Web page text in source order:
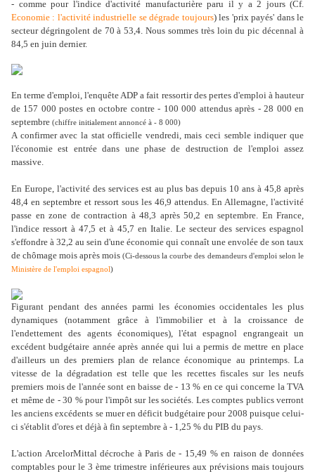
- comme pour l'indice d'activité manufacturière paru il y a 2 jours (Cf.
Economie : l'activité industrielle se dégrade toujours) les 'prix payés' dans le
secteur dégringolent de 70 à 53,4. Nous sommes très loin du pic décennal à
84,5 en juin dernier.
En terme d'emploi, l'enquête ADP a fait ressortir des pertes d'emploi à hauteur
de 157 000 postes en octobre contre - 100 000 attendus après - 28 000 en
septembre (chiffre initialement annoncé à - 8 000)
A confirmer avec la stat officielle vendredi, mais ceci semble indiquer que
l'économie est entrée dans une phase de destruction de l'emploi assez
massive.
En Europe, l'activité des services est au plus bas depuis 10 ans à 45,8 après
48,4 en septembre et ressort sous les 46,9 attendus. En Allemagne, l'activité
passe en zone de contraction à 48,3 après 50,2 en septembre. En France,
l'indice ressort à 47,5 et à 45,7 en Italie. Le secteur des services espagnol
s'effondre à 32,2 au sein d'une économie qui connaît une envolée de son taux
de chômage mois après mois (Ci-dessous la courbe des demandeurs d'emploi selon le
Ministère de l'emploi espagnol)
Figurant pendant des années parmi les économies occidentales les plus
dynamiques (notamment grâce à l'immobilier et à la croissance de
l'endettement des agents économiques), l'état espagnol engrangeait un
excédent budgétaire année après année qui lui a permis de mettre en place
d'ailleurs un des premiers plan de relance économique au printemps. La
vitesse de la dégradation est telle que les recettes fiscales sur les neufs
premiers mois de l'année sont en baisse de - 13 % en ce qui concerne la TVA
et même de - 30 % pour l'impôt sur les sociétés. Les comptes publics verront
les anciens excédents se muer en déficit budgétaire pour 2008 puisque celui-
ci s'établit d'ores et déjà à fin septembre à - 1,25 % du PIB du pays.
L'action ArcelorMittal décroche à Paris de - 15,49 % en raison de données
comptables pour le 3 ème trimestre inférieures aux prévisions mais toujours